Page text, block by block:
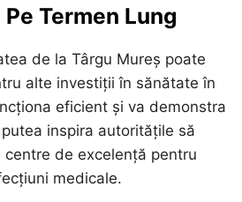
Termen Lung
de la Târgu Mureș poate
alte investiții în sănătate în
eficient și va demonstra
inspira autoritățile să
de excelență pentru
medicale.